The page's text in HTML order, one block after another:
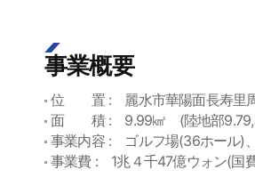
事業概要
位 置 : 麗水市華陽面長寿里
面 積 : 9.99㎢ (陸地部
事業内容 : ゴルフ場(36ホール)
事業費 : 1兆４千47億ウォン(国